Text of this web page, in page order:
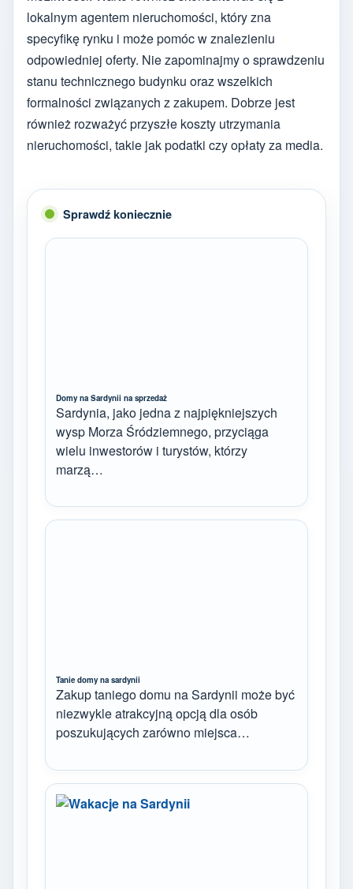
lokalnym agentem nieruchomości, który zna
specyfikę rynku i może pomóc w znalezieniu
odpowiedniej oferty. Nie zapominajmy o sprawdzeniu
stanu technicznego budynku oraz wszelkich
formalności związanych z zakupem. Dobrze jest
również rozważyć przyszłe koszty utrzymania
nieruchomości, takie jak podatki czy opłaty za media.
Sprawdź koniecznie
Domy na Sardynii na sprzedaż
Sardynia, jako jedna z najpiękniejszych
wysp Morza Śródziemnego, przyciąga
wielu inwestorów i turystów, którzy
marzą…
Tanie domy na sardynii
Zakup taniego domu na Sardynii może być
niezwykle atrakcyjną opcją dla osób
poszukujących zarówno miejsca…